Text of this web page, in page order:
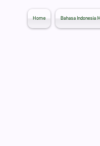
Home Bahasa Indonesia